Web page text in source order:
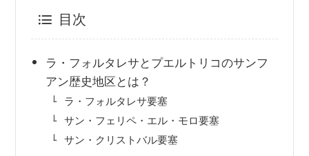
目次
ラ・フォルタレサとプエルトリコのサンフ
アン歴史地区とは？
ラ・フォルタレサ要塞
サン・フェリペ・エル・モロ要塞
サン・クリストバル要塞